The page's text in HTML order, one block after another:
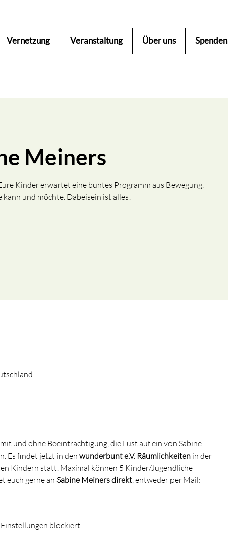
Vernetzung Veranstaltung Über uns Spenden
Meiners
Kinder erwartet eine buntes Programm aus Bewegung,
und möchte. Dabeisein ist alles!
und ohne Beeinträchtigung, die Lust auf ein von Sabine
Es findet jetzt in den wunderbunt e.V. Räumlichkeiten in der
Kindern statt. Maximal können 5 Kinder/Jugendliche
euch gerne an Sabine Meiners direkt, entweder per Mail:
blockiert.